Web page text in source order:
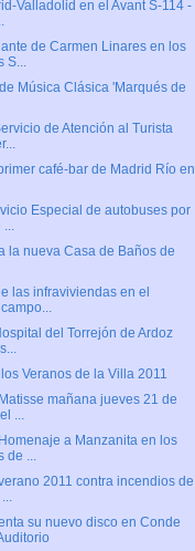
Valladolid en el Avant S-114 -
de Carmen Linares en los
S...
de Música Clásica 'Marqués de
de Atención al Turista
café-bar de Madrid Río en
Especial de autobuses por
...
la nueva Casa de Baños de
las infraviviendas en el
del Torrejón de Ardoz
Veranos de la Villa 2011
mañana jueves 21 de
...
a Manzanita en los
de ...
2011 contra incendios de
su nuevo disco en Conde